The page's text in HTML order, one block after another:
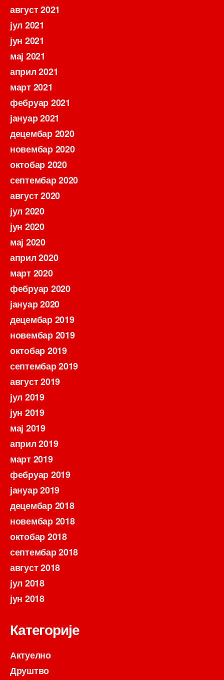
август 2021
јул 2021
јун 2021
мај 2021
април 2021
март 2021
фебруар 2021
јануар 2021
децембар 2020
новембар 2020
октобар 2020
септембар 2020
август 2020
јул 2020
јун 2020
мај 2020
април 2020
март 2020
фебруар 2020
јануар 2020
децембар 2019
новембар 2019
октобар 2019
септембар 2019
август 2019
јул 2019
јун 2019
мај 2019
април 2019
март 2019
фебруар 2019
јануар 2019
децембар 2018
новембар 2018
октобар 2018
септембар 2018
август 2018
јул 2018
јун 2018
Категорије
Актуелно
Друштво